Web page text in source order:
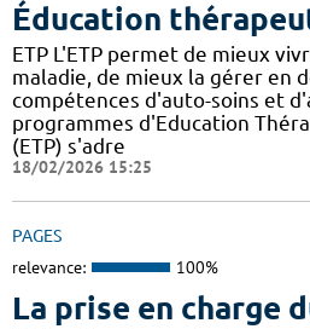
Éducation
ETP L'ETP permet de mieux
maladie, de mieux la gérer en
compétences d'auto-soins et
programmes d'Education
(ETP) s'adre
18/02/2026 15:25
PAGES
relevance: 100%
La prise en charge